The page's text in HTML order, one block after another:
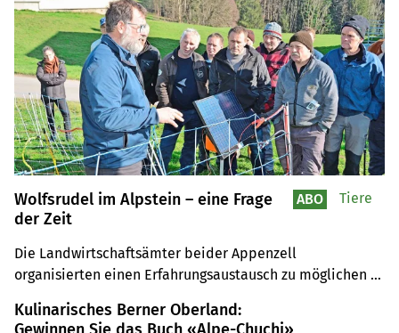
Wolfsrudel im Alpstein – eine Frage
der Zeit
Die Landwirtschaftsämter beider Appenzell
organisierten einen Erfahrungsaustausch zu möglichen
ewig gehen, bis sich um den Alpstein herum ein Rudel
ABO Tiere
Kulinarisches Berner Oberland: